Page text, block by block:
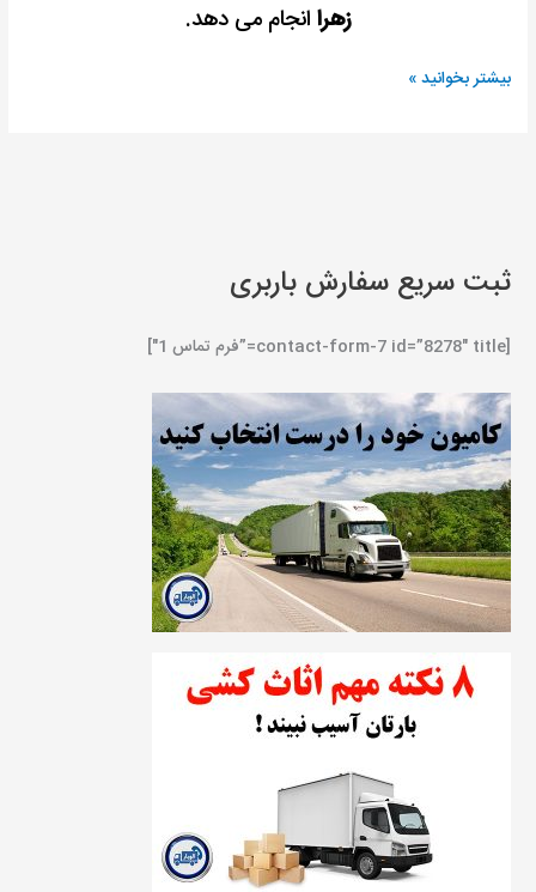
زهرا انجام می دهد.
بیشتر بخوانید »
ثبت سریع سفارش باربری
[contact-form-7 id=”8278″ title=”فرم تماس 1″]